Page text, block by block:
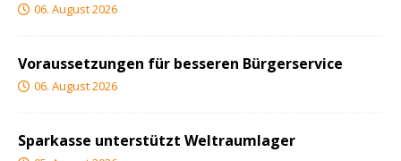
06. August 2026
Voraussetzungen für besseren Bürgerservice
06. August 2026
Sparkasse unterstützt Weltraumlager